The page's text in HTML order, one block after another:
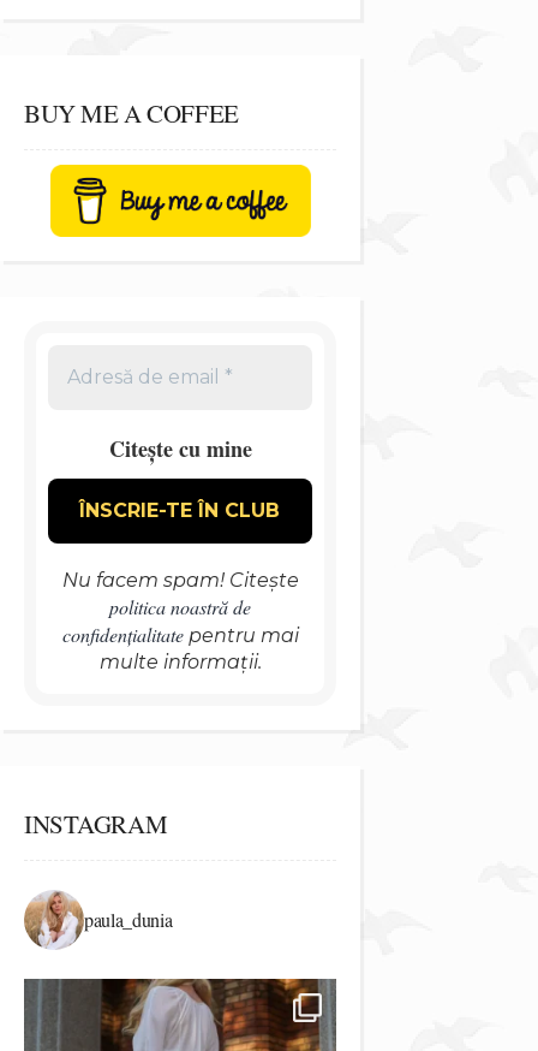
BUY ME A COFFEE
Citește cu mine
Nu facem spam! Citește
politica noastră de
confidențialitatepentru mai
multe informații.
INSTAGRAM
paula_dunia